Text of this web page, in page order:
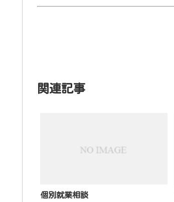
関連記事
個別就業相談